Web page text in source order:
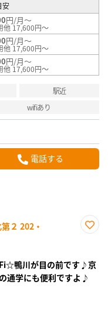
安
円/月～
他 17,600円～
円/月～
他 17,600円～
円/月～
他 17,600円～
駅近
wifiあり
電話する
２ 202・
録
鴨川が目の前です♪京
通学にも便利ですよ♪